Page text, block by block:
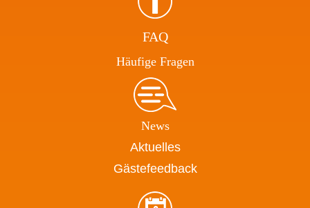
FAQ
Häufige Fragen
News
Aktuelles
Gästefeedback